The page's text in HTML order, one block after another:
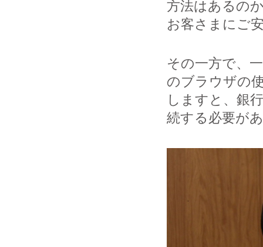
方法はあるの
お客さまにご
その一方で、
のブラウザの
しますと、銀
続する必要が